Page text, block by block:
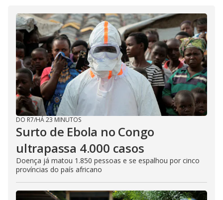
DO R7/HÁ 23 MINUTOS
Surto de Ebola no Congo
ultrapassa 4.000 casos
Doença já matou 1.850 pessoas e se espalhou por cinco
províncias do país africano